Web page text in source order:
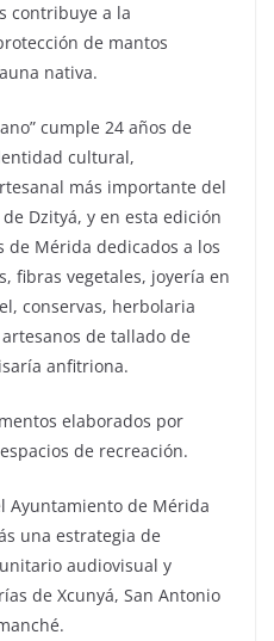
contribuye a la
de mantos
nativa.
cumple 24 años de
cultural,
más importante del
Dzityá, y en esta edición
de Mérida dedicados a los
fibras vegetales, joyería en
conservas, herbolaria
de tallado de
anfitriona.
elaborados por
de recreación.
Ayuntamiento de Mérida
una estrategia de
audiovisual y
de Xcunyá, San Antonio